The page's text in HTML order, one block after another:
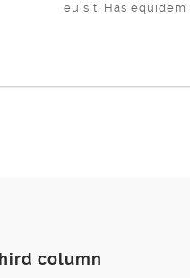
eu sit. Has
column